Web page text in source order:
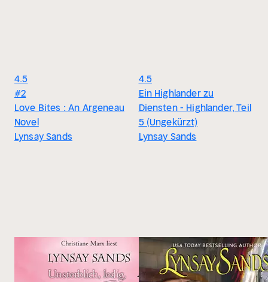
4.5
#2
Love Bites : An Argeneau
Novel
Lynsay Sands
4.5
Ein Highlander zu
Diensten - Highlander, Teil
5 (Ungekürzt)
Lynsay Sands